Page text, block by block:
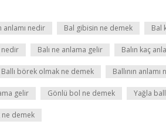
anlamı nedir Bal gibisin ne demek Bal
nedir Balı ne anlama gelir Balın kaç
Ballı börek olmak ne demek Ballının anlamı
gelir Gönlü bol ne demek Yağla
ne demek